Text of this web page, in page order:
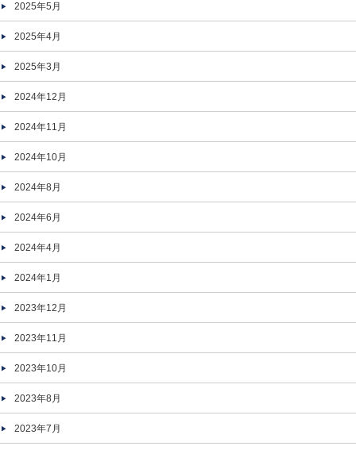
2025年5月
2025年4月
2025年3月
2024年12月
2024年11月
2024年10月
2024年8月
2024年6月
2024年4月
2024年1月
2023年12月
2023年11月
2023年10月
2023年8月
2023年7月